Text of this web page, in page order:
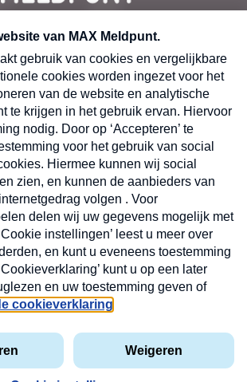
Volg ons op
Kwetsbaarheid
X
gratis abonnement op de MAX
Elke maandag en
mailbox.
VOOR